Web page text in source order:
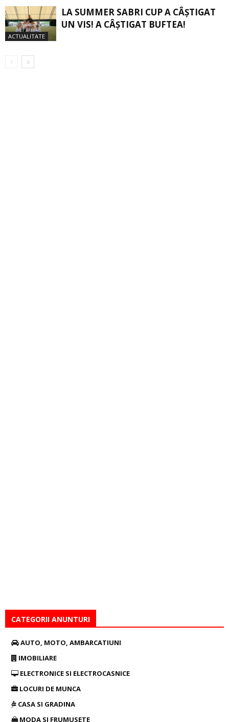
ACTUALITATE
LA SUMMER SABRI CUP A CÂȘTIGAT
UN VIS! A CÂȘTIGAT BUFTEA!
CATEGORII ANUNTURI
AUTO, MOTO, AMBARCATIUNI
IMOBILIARE
ELECTRONICE SI ELECTROCASNICE
LOCURI DE MUNCA
CASA SI GRADINA
MODA SI FRUMUSETE